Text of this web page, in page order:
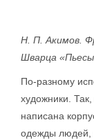
H. П. Акимов.
Шварца
По-разному
художники.
написана
одежды людей,